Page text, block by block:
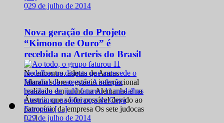
029 de julho de 2014
Nova geração do Projeto
“Kimono de Ouro” é
recebida na Arteris do Brasil
No encontro, atletas de Araras
falaram sobre o estágio internacional
realizado em junho na Alemanha e na
Áustria, que só foi possível devido ao
patrocínio da empresa Os sete judocas
[…]
029 de julho de 2014